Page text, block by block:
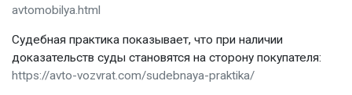
avtomobilya.html
Судебная практика показывает, что при наличии
доказательств суды становятся на сторону покупателя:
https://avto-vozvrat.com/sudebnaya-praktika/